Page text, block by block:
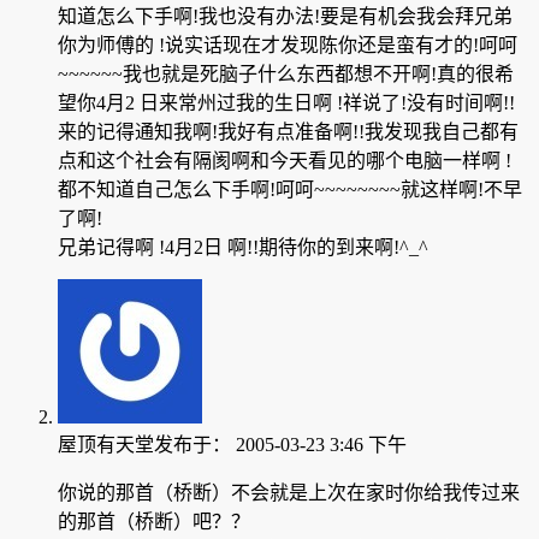
知道怎么下手啊!我也没有办法!要是有机会我会拜兄弟
你为师傅的 !说实话现在才发现陈你还是蛮有才的!呵呵
~~~~~~我也就是死脑子什么东西都想不开啊!真的很希
望你4月2 日来常州过我的生日啊 !祥说了!没有时间啊!!
来的记得通知我啊!我好有点准备啊!!我发现我自己都有
点和这个社会有隔阂啊和今天看见的哪个电脑一样啊 !
都不知道自己怎么下手啊!呵呵~~~~~~~~就这样啊!不早
了啊!
兄弟记得啊 !4月2日 啊!!期待你的到来啊!^_^
屋顶有天堂发布于： 2005-03-23 3:46 下午
你说的那首（桥断）不会就是上次在家时你给我传过来
的那首（桥断）吧？？